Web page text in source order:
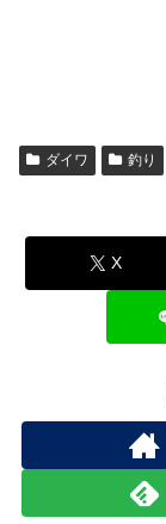
ダイワ 釣り
X